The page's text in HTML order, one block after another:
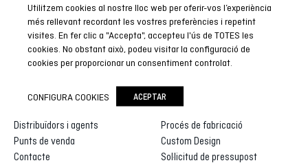
reportatges i promocions especials.
SUBSCRIURE’M ARA
Inverse
Distribuïdors i agents
Punts de venda
Contacte
Inverse custom
Galeria de dissenys
Procés de fabricació
Custom Design
Sol·licitud de pressupost
Utilitzem cookies al nostre lloc web per oferir-vos l’experiència
més rellevant recordant les vostres preferències i repetint
visites. En fer clic a "Accepta", accepteu l'ús de TOTES les
cookies. No obstant això, podeu visitar la configuració de
cookies per proporcionar un consentiment controlat.
CONFIGURA COOKIES ACEPTAR